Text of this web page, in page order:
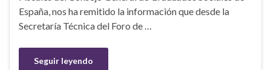
España, nos ha remitido la información que desde la
Secretaría Técnica del Foro de …
Seguir leyendo